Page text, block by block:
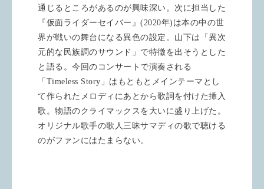
通じるところがあるのが興味深い。次に担当した
『仮面ライダーセイバー』 (2020年) は本の中の世
界が戦いの舞台になる異色の設定。山下は「異次
元的な民族調のサウンド」で特徴を出そうとした
と語る。今回のコンサートで演奏される
「 Timeless Story 」はもともとメインテーマとし
て作られたメロディにあとから歌詞を付けた挿入
歌。物語のクライマックスを大いに盛り上げた。
オリジナル歌手の歌人三昧サマディの歌で聴ける
のがファンにはたまらない。